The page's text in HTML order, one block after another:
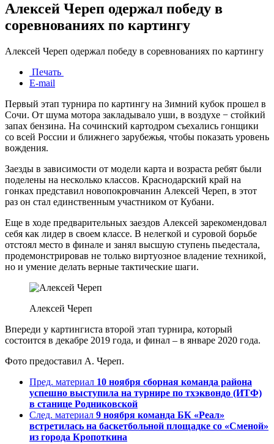
Алексей Череп одержал победу в
соревнованиях по картингу
Алексей Череп одержал победу в соревнованиях по картингу
Печать
E-mail
Первый этап турнира по картингу на Зимний кубок прошел в
Сочи. От шума мотора закладывало уши, в воздухе − стойкий
запах бензина. На сочинский картодром съехались гонщики
со всей России и ближнего зарубежья, чтобы показать уровень
вождения.
Заезды в зависимости от модели карта и возраста ребят были
поделены на несколько классов. Краснодарский край на
гонках представил новопокровчанин Алексей Череп, в этот
раз он стал единственным участником от Кубани.
Еще в ходе предварительных заездов Алексей зарекомендовал
себя как лидер в своем классе. В нелегкой и суровой борьбе
отстоял место в финале и занял высшую ступень пьедестала,
продемонстрировав не только виртуозное владение техникой,
но и умение делать верные тактические шаги.
Алексей Череп
Впереди у картингиста второй этап турнира, который
состоится в декабре 2019 года, и финал – в январе 2020 года.
Фото предоставил А. Череп.
Пред. материал 10 ноября сборная команда района
успешно выступила на турнире по тхэквондо (ИТФ)
в станице Родниковской
След. материал 9 ноября команда БК «Реал»
встретилась на баскетбольной площадке со «Сменой»
из города Кропоткина